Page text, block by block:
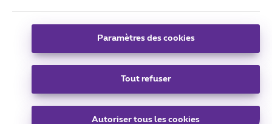
Coordonnées de l’entreprise
Boulevard du Roi Albert II 27 - B-1030 Bruxelles.
Carrier & Wholesale Solutions
|Telindus
Paramètres des cookies
Tout refuser
Autoriser tous les cookies